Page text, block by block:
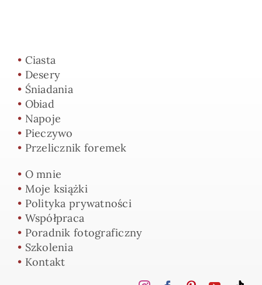
• Ciasta
• Desery
• Śniadania
• Obiad
• Napoje
• Pieczywo
• Przelicznik foremek
• O mnie
• Moje książki
• Polityka prywatności
• Współpraca
• Poradnik fotograficzny
• Szkolenia
• Kontakt